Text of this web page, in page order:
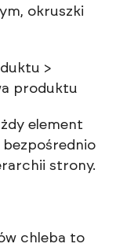
okruszki
>
produktu
element
strony.
chleba to